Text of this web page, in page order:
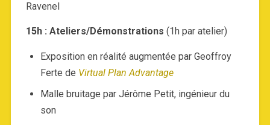
Ravenel
15h : Ateliers/Démonstrations (1h par atelier)
Exposition en réalité augmentée par Geoffroy
Ferte de Virtual Plan Advantage
Malle bruitage par Jérôme Petit, ingénieur du
son